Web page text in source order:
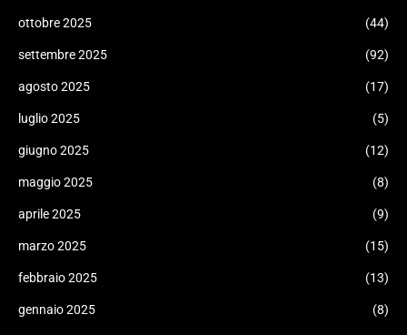
ottobre 2025 (44)
settembre 2025 (92)
agosto 2025 (17)
luglio 2025 (5)
giugno 2025 (12)
maggio 2025 (8)
aprile 2025 (9)
marzo 2025 (15)
febbraio 2025 (13)
gennaio 2025 (8)